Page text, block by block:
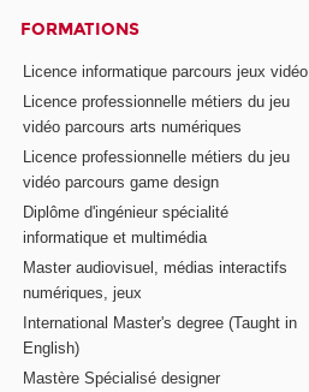
FORMATIONS
Licence informatique parcours jeux vidéo
Licence professionnelle métiers du jeu
vidéo parcours arts numériques
Licence professionnelle métiers du jeu
vidéo parcours game design
Diplôme d'ingénieur spécialité
informatique et multimédia
Master audiovisuel, médias interactifs
numériques, jeux
International Master's degree (Taught in
English)
Mastère Spécialisé designer